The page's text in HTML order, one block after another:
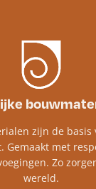
zijn de basis
Gemaakt met
Zo
wereld.